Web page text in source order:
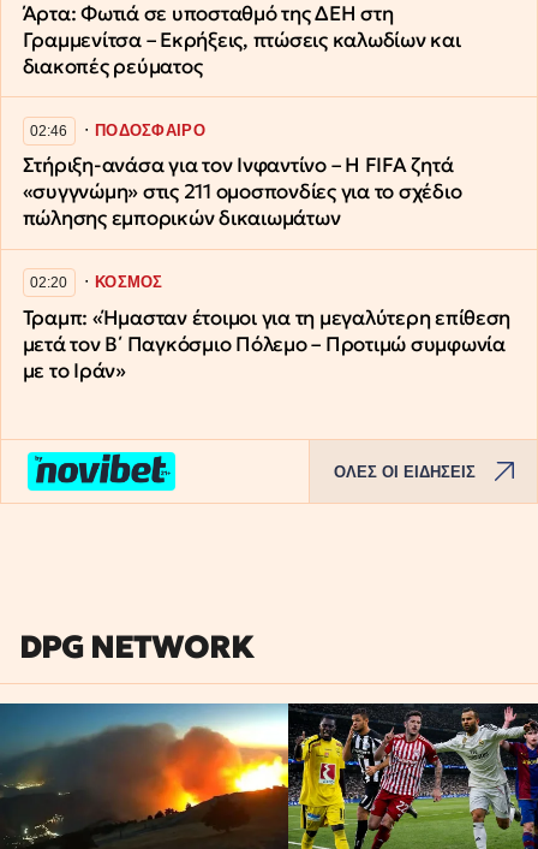
Άρτα: Φωτιά σε υποσταθμό της ΔΕΗ στη
Γραμμενίτσα – Εκρήξεις, πτώσεις καλωδίων και
διακοπές ρεύματος
02:46 ∙ΠΟΔΟΣΦΑΙΡΟ
Στήριξη-ανάσα για τον Ινφαντίνο – Η FIFA ζητά
«συγγνώμη» στις 211 ομοσπονδίες για το σχέδιο
πώλησης εμπορικών δικαιωμάτων
02:20 ∙ΚΟΣΜΟΣ
Τραμπ: «Ήμασταν έτοιμοι για τη μεγαλύτερη επίθεση
μετά τον Β΄ Παγκόσμιο Πόλεμο – Προτιμώ συμφωνία
με το Ιράν»
ΟΛΕΣ ΟΙ ΕΙΔΗΣΕΙΣ
DPG NETWORK